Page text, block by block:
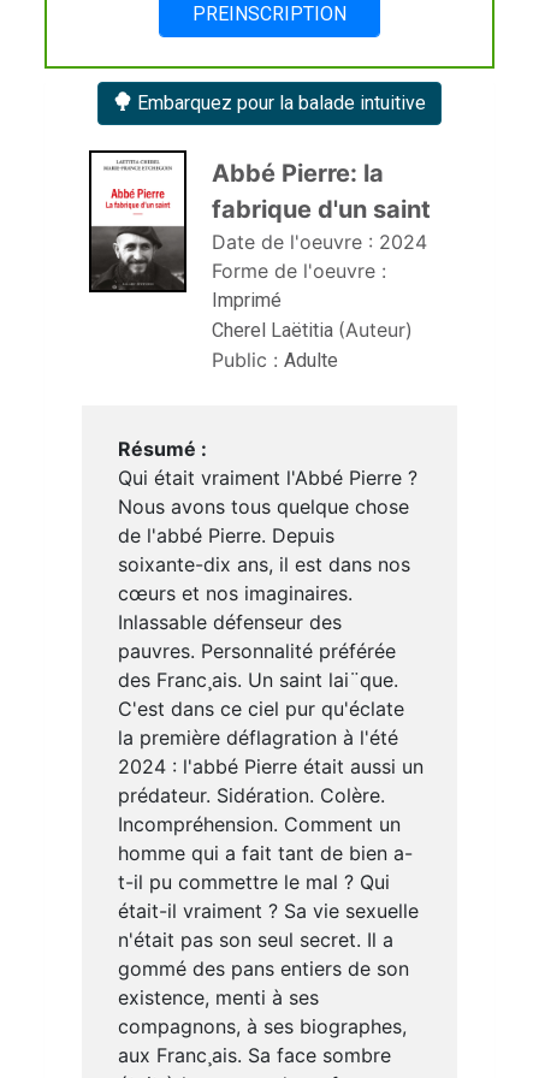
Embarquez pour la balade intuitive
Abbé Pierre: la
fabrique d'un saint
Date de l'oeuvre : 2024
Forme de l'oeuvre :
Imprimé
Cherel Laëtitia (Auteur)
Public : Adulte
Résumé :
Qui était vraiment l'Abbé Pierre ?
Nous avons tous quelque chose
de l'abbé Pierre. Depuis
soixante-dix ans, il est dans nos
cœurs et nos imaginaires.
Inlassable défenseur des
pauvres. Personnalité préférée
des Franc¸ais. Un saint lai¨que.
C'est dans ce ciel pur qu'éclate
la première déflagration à l'été
2024 : l'abbé Pierre était aussi un
prédateur. Sidération. Colère.
Incompréhension. Comment un
homme qui a fait tant de bien a-
t-il pu commettre le mal ? Qui
était-il vraiment ? Sa vie sexuelle
n'était pas son seul secret. Il a
gommé des pans entiers de son
existence, menti à ses
compagnons, à ses biographes,
aux Franc¸ais. Sa face sombre
PREINSCRIPTION